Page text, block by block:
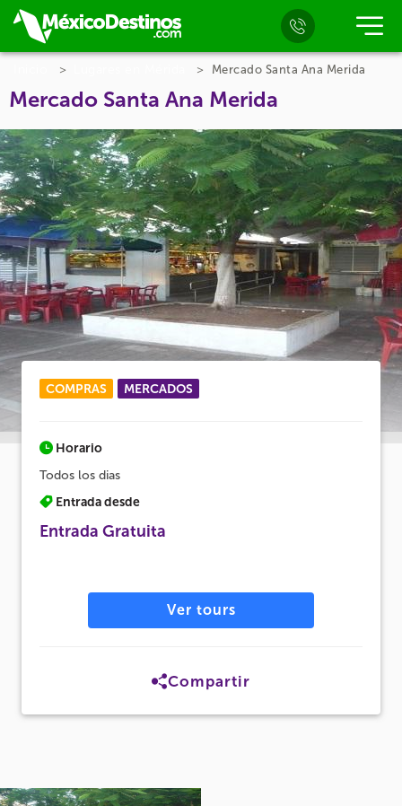
Mercado Santa Ana Merida
Mercado Santa Ana Merida
COMPRAS MERCADOS
Horario
Todos los dias
Entrada desde
Entrada Gratuita
Ver tours
Compartir